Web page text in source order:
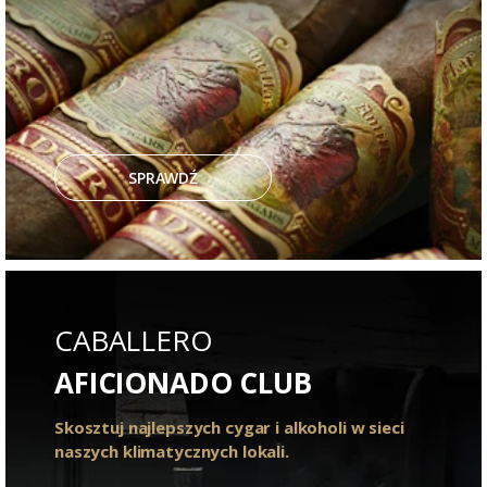
SPRAWDŹ
CABALLERO
AFICIONADO CLUB
Skosztuj najlepszych cygar i alkoholi w sieci
naszych klimatycznych lokali.